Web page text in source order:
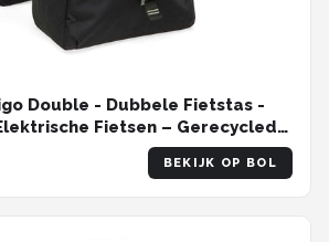
Double - Dubbele Fietstas -
Fietsen – Gerecycled
– Zwart - Groen
BEKIJK OP BOL